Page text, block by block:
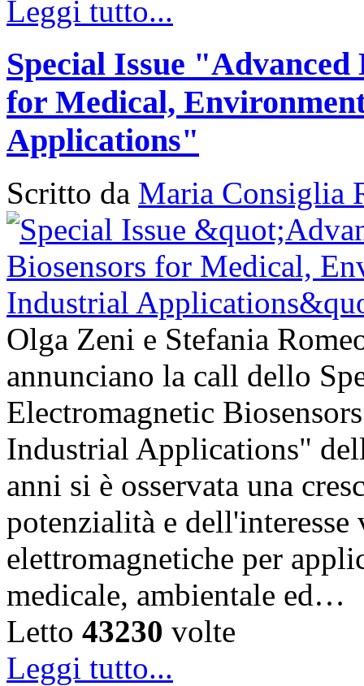
Leggi tutto...
Special Issue
for Medical,
Applications"
Scritto da Maria Consiglia
Olga Zeni e Stefania
annunciano la call dello
Electromagnetic
Industrial Applications"
anni si è osservata una
potenzialità e dell'interesse
elettromagnetiche per
medicale, ambientale ed…
Letto 43230 volte
Leggi tutto...